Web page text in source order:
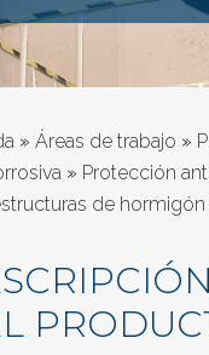
» Áreas de trabajo »
» Protección
de hormigón